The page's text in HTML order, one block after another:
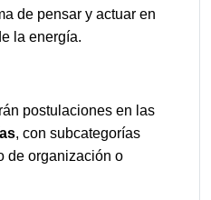
de pensar y actuar en
la energía.
postulaciones en las
, con subcategorías
de organización o